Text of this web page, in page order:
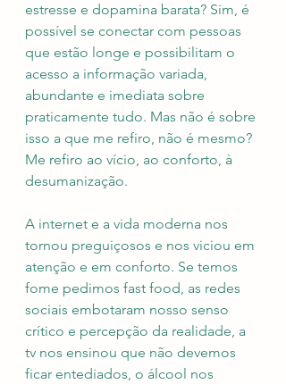
estresse e dopamina barata? Sim, é
possível se conectar com pessoas
que estão longe e possibilitam o
acesso a informação variada,
abundante e imediata sobre
praticamente tudo. Mas não é sobre
isso a que me refiro, não é mesmo?
Me refiro ao vício, ao conforto, à
desumanização.
A internet e a vida moderna nos
tornou preguiçosos e nos viciou em
atenção e em conforto. Se temos
fome pedimos fast food, as redes
sociais embotaram nosso senso
crítico e percepção da realidade, a
tv nos ensinou que não devemos
ficar entediados, o álcool nos